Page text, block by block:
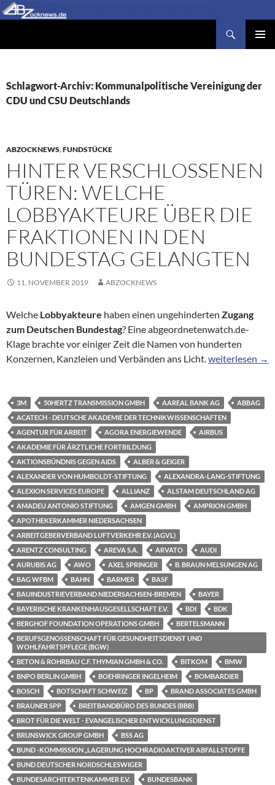
Zum
Inhalt
Schlagwort-Archiv: Kommunalpolitische Vereinigung der
CDU und CSU Deutschlands
ABZOCKNEWS,FUNDSTÜCKE
HINTER VERSCHLOSSENEN
TÜREN: WELCHE
LOBBYAKTEURE ÜBER DIE
FRAKTIONEN IN DEN
BUNDESTAG GELANGTEN
11. NOVEMBER 2019 ABZOCKNEWS
Welche Lobbyakteure haben einen ungehinderten Zugang
zum Deutschen Bundestag? Eine abgeordnetenwatch.de-
Klage brachte vor einiger Zeit die Namen von hunderten
Konzernen, Kanzleien und Verbänden ans Licht.Hinter
weiterlesen →
3M 50HERTZ TRANSMISSION GMBH AAREAL BANK AG
ABBAG
ACATECH - DEUTSCHE AKADEMIE DER TECHNIKWISSENSCHAFTEN
AGENTUR FÜR ARBEIT
AGORA ENERGIEWENDE
AIRBUS
AKADEMIE FÜR ÄRZTLICHE FORTBILDUNG
AKTIONSBÜNDNIS GEGEN AIDS
ALBER & GEIGER
ALEXANDER VON HUMBOLDT-STIFTUNG
ALEXANDRA-LANG-STIFTUNG
ALEXION SERVICES EUROPE
ALLIANZ
ALSTAM DEUTSCHLAND AG
AMADEU ANTONIO STIFTUNG
AMGEN GMBH
AMPRION GMBH
APOTHEKERKAMMER NIEDERSACHSEN
ARBEITGEBERVERBAND LUFTVERKEHR E.V. (AGVL)
ARENTZ CONSULTING
AREVA S.A. ARVATO
AUDI
AURUBIS AG
AWO AXEL SPRINGER
B. BRAUN MELSUNGEN AG
BAG WFBM
BAHN BARMER
BASF
BAUINDUSTRIEVERBAND NIEDERSACHSEN-BREMEN
BAYER
BAYERISCHE KRANKENHAUSGESELLSCHAFT E.V.
BDI
BDK
BERGHOF FOUNDATION OPERATIONS GMBH
BERTELSMANN
BERUFSGENOSSENSCHAFT FÜR GESUNDHEITSDIENST UND
WOHLFAHRTSPFLEGE (BGW)
BETON & ROHRBAU C.F. THYMIAN GMBH & CO.
BITKOM
BMW
BNPO BERLIN GMBH
BOEHRINGER INGELHEIM
BOMBARDIER
BOSCH
BOTSCHAFT SCHWEIZ BP
BRAND ASSOCIATES GMBH
BRAUNER SPP
BREITBANDBÜRO DES BUNDES (BBB)
BROT FÜR DIE WELT - EVANGELISCHER ENTWICKLUNGSDIENST
BRUNSWICK GROUP GMBH
BSS AG
BUND -KOMMISSION „LAGERUNG HOCHRADIOAKTIVER ABFALLSTOFFE
BUND DEUTSCHER NORDSCHLESWIGER
BUNDESARCHITEKTENKAMMER E.V.
BUNDESBANK